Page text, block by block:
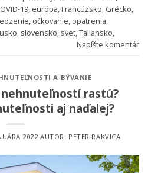
19, európa,Francúzsko, Grécko,
, očkovanie, opatrenia,
, slovensko, svet,Taliansko,
Napíšte komentár
A BÝVANIE
nehnuteľností rastú?
aj naďalej?
2022AUTOR: PETER RAKVICA